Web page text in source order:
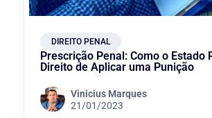
DIREITO PENAL
Prescrição Penal: Como o Estado
Direito de Aplicar uma Punição
Vinicius Marques
21/01/2023